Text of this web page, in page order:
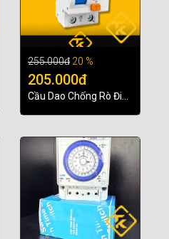
255.000đ 20 %
205.000đ
Cầu Dao Chống Rò Điện
40A 63A Chính hãng